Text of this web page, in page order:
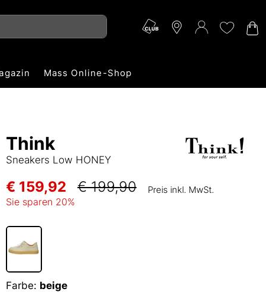
Mass Online-Shop
Think
Sneakers Low HONEY
€ 159,92 € 199,90 Preis inkl. MwSt.
Sie sparen 20%
Farbe: beige